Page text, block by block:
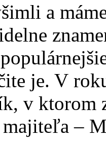
a
je. V
v ktorom
–